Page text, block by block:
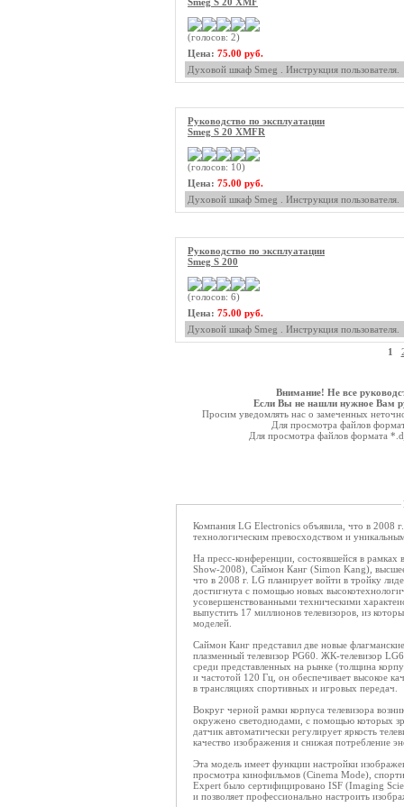
(голосов: 2)
Цена: 75.00 руб.
Духовой шкаф Smeg . Инструкция пользователя.
Руководство по эксплуатации
Smeg S 20 XMFR
(голосов: 10)
Цена: 75.00 руб.
Духовой шкаф Smeg . Инструкция пользователя.
Руководство по эксплуатации
Smeg S 200
(голосов: 6)
Цена: 75.00 руб.
Духовой шкаф Smeg . Инструкция пользователя.
1
Внимание! Не все
Если Вы не нашли нужное Вам
Просим уведомлять нас о замеченных
Для просмотра файлов
Для просмотра файлов формата
Компания LG Electronics объявила, что в 2008
технологическим превосходством и
На пресс-конференции, состоявшейся в рамках
Show-2008), Саймон Канг (Simon Kang),
что в 2008 г. LG планирует войти в тройку
достигнута с помощью новых
усовершенствованными техническими
выпустить 17 миллионов телевизоров, из
моделей.
Саймон Канг представил две новые
плазменный телевизор PG60. ЖК-телевизор
среди представленных на рынке (толщина
и частотой 120 Гц, он обеспечивает высокое
в трансляциях спортивных и игровых передач.
Вокруг черной рамки корпуса телевизора
окружено светодиодами, с помощью которых
датчик автоматически регулирует яркость
качество изображения и снижая потребление
Эта модель имеет функции настройки
просмотра кинофильмов (Cinema Mode),
Expert было сертифицировано ISF (Imaging
и позволяет профессионально настроить